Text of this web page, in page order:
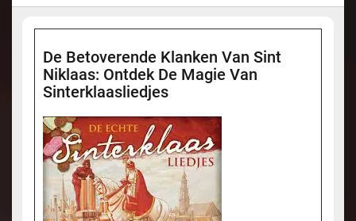
De Betoverende Klanken Van Sint
Niklaas: Ontdek De Magie Van
Sinterklaasliedjes